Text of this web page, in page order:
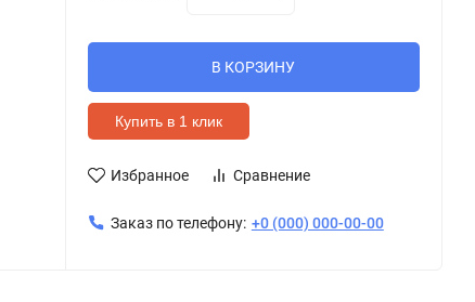
В КОРЗИНУ
Купить в 1 клик
Избранное Сравнение
Заказ по телефону: +0 (000) 000-00-00